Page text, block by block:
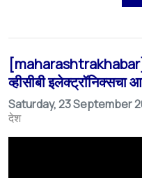
व्हीसीबी इलेक्ट्रॉनिक्सचा
Saturday, 23 September
देश